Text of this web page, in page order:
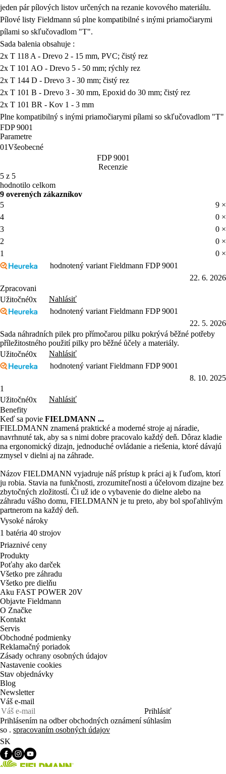
jeden pár pílových listov určených na rezanie kovového materiálu.
Pílové listy Fieldmann sú plne kompatibilné s inými priamočiarymi
pílami so skľučovadlom "T".
Sada balenia obsahuje :
2x T 118 A - Drevo 2 - 15 mm, PVC; čistý rez
2x T 101 AO - Drevo 5 - 50 mm; rýchly rez
2x T 144 D - Drevo 3 - 30 mm; čistý rez
2x T 101 B - Drevo 3 - 30 mm, Epoxid do 30 mm; čistý rez
2x T 101 BR - Kov 1 - 3 mm
Plne kompatibilný s inými priamočiarymi pílami so skľučovadlom "T"
FDP 9001
Parametre
01Všeobecné
FDP 9001
Recenzie
5 z 5
hodnotilo celkom
9 overených zákazníkov
5
9 ×
4
0 ×
3
0 ×
2
0 ×
1
0 ×
hodnotený variant Fieldmann FDP 9001
22. 6. 2026
Zpracovani
Užitočné0x
Nahlásiť
hodnotený variant Fieldmann FDP 9001
22. 5. 2026
Sada náhradních pilek pro přímočarou pilku pokrývá běžné potřeby
příležitostného použití pilky pro běžné ůčely a materiály.
Užitočné0x
Nahlásiť
hodnotený variant Fieldmann FDP 9001
8. 10. 2025
1
Užitočné0x
Nahlásiť
Benefity
Keď sa povie FIELDMANN ...
FIELDMANN znamená praktické a moderné stroje aj náradie,
navrhnuté tak, aby sa s nimi dobre pracovalo každý deň. Dôraz kladie
na ergonomický dizajn, jednoduché ovládanie a riešenia, ktoré dávajú
zmysel v dielni aj na záhrade.
Názov FIELDMANN vyjadruje náš prístup k práci aj k ľuďom, ktorí
ju robia. Stavia na funkčnosti, zrozumiteľnosti a účelovom dizajne bez
zbytočných zložitostí. Či už ide o vybavenie do dielne alebo na
záhradu vášho domu, FIELDMANN je tu preto, aby bol spoľahlivým
partnerom na každý deň.
Vysoké nároky
1 batéria 40 strojov
Priaznivé ceny
Produkty
Poťahy ako darček
Všetko pre záhradu
Všetko pre dielňu
Aku FAST POWER 20V
Objavte Fieldmann
O Značke
Kontakt
Servis
Obchodné podmienky
Reklamačný poriadok
Zásady ochrany osobných údajov
Nastavenie cookies
Stav objednávky
Blog
Newsletter
Váš e-mail
Prihlásiť
Prihlásením na odber obchodných oznámení súhlasím
so . spracovaním osobných údajov
SK